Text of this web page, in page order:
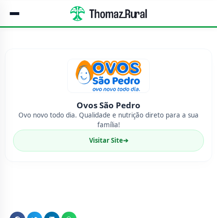
Ovos São Pedro
Ovo novo todo dia. Qualidade e nutrição direto para a sua
família!
Visitar Site➔